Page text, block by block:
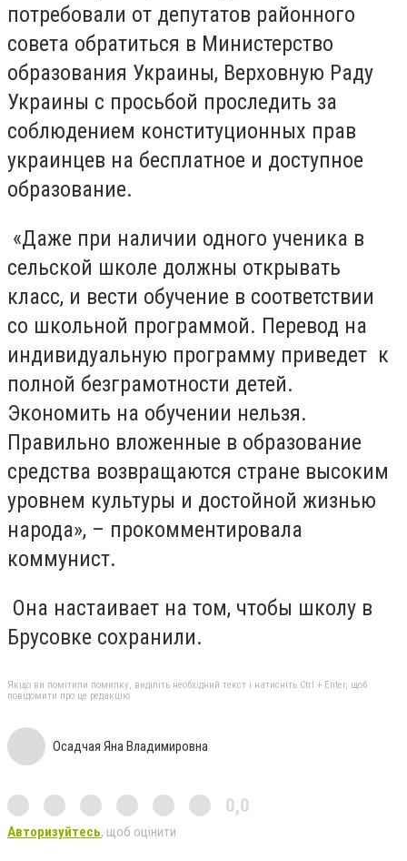
потребовали от депутатов районного
совета обратиться в Министерство
образования Украины, Верховную Раду
Украины с просьбой проследить за
соблюдением конституционных прав
украинцев на бесплатное и доступное
образование.
«Даже при наличии одного ученика в
сельской школе должны открывать
класс, и вести обучение в соответствии
со школьной программой. Перевод на
индивидуальную программу приведет к
полной безграмотности детей.
Экономить на обучении нельзя.
Правильно вложенные в образование
средства возвращаются стране высоким
уровнем культуры и достойной жизнью
народа», – прокомментировала
коммунист.
Она настаивает на том, чтобы школу в
Брусовке сохранили.
Якщо ви помітили помилку, виділіть необхідний текст і натисніть Ctrl + Enter, щоб
повідомити про це редакцію
Осадчая Яна Владимировна
0,0
Авторизуйтесь, щоб оцінити